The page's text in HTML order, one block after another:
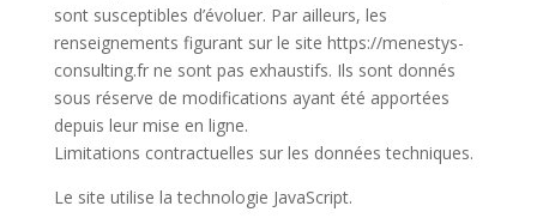
sont susceptibles d’évoluer. Par ailleurs, les
renseignements figurant sur le site https://menestys-
consulting.fr ne sont pas exhaustifs. Ils sont donnés
sous réserve de modifications ayant été apportées
depuis leur mise en ligne.
Limitations contractuelles sur les données techniques.
Le site utilise la technologie JavaScript.